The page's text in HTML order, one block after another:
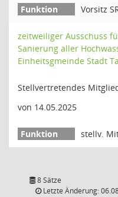
Vorsitz
zeitweiliger Ausschuss
Sanierung aller
Einheitsgmeinde Stadt
Stellvertretendes
von 14.05.2025
stellv.
8 Sätze
Letzte Änderung: